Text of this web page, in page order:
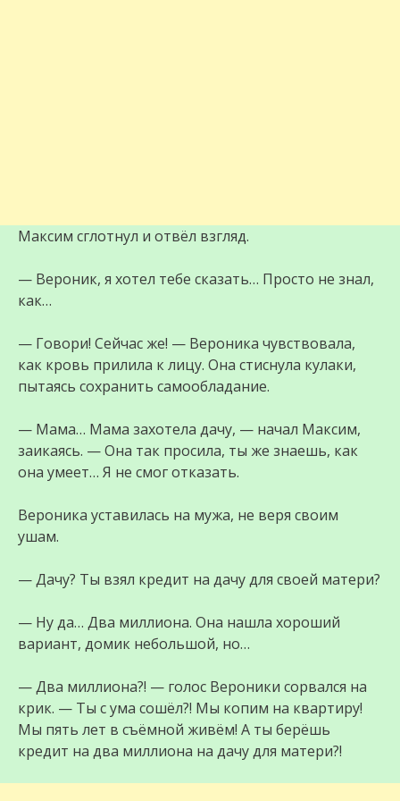
Максим сглотнул и отвёл взгляд.
— Вероник, я хотел тебе сказать… Просто не знал,
как…
— Говори! Сейчас же! — Вероника чувствовала,
как кровь прилила к лицу. Она стиснула кулаки,
пытаясь сохранить самообладание.
— Мама… Мама захотела дачу, — начал Максим,
заикаясь. — Она так просила, ты же знаешь, как
она умеет… Я не смог отказать.
Вероника уставилась на мужа, не веря своим
ушам.
— Дачу? Ты взял кредит на дачу для своей матери?
— Ну да… Два миллиона. Она нашла хороший
вариант, домик небольшой, но…
— Два миллиона?! — голос Вероники сорвался на
крик. — Ты с ума сошёл?! Мы копим на квартиру!
Мы пять лет в съёмной живём! А ты берёшь
кредит на два миллиона на дачу для матери?!